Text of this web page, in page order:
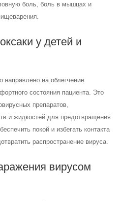
боль, боль в мышцах и
у детей и
направлено на облегчение
состояния пациента. Это
препаратов,
и жидкостей для предотвращения
покой и избегать контакта
распространение вируса.
вирусом